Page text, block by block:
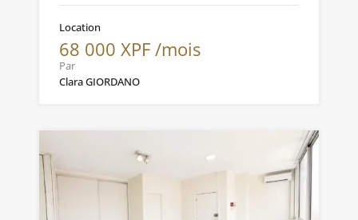
Location
68 000 XPF /mois
Par
Clara GIORDANO